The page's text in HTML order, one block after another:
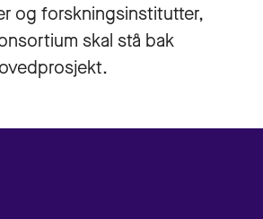
og forskningsinstitutter,
skal stå bak